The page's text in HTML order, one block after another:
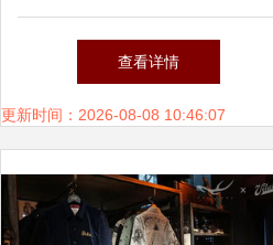
重塑服装的低调高地
查看详情
更新时间：2026-08-08 10:46:07